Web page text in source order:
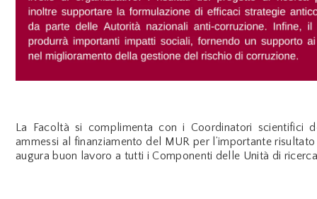
La Facoltà si complimenta con i Coordinatori scientifici
ammessi al finanziamento del MUR per l’importante
augura buon lavoro a tutti i Componenti delle Unità di